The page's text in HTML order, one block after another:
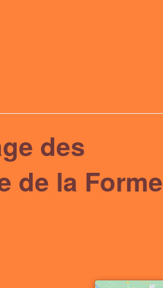
des
de la Forme